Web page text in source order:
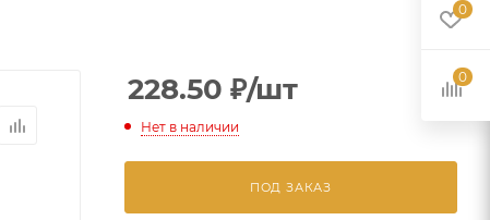
228.50 ₽/шт
Нет в наличии
ПОД ЗАКАЗ
0
0